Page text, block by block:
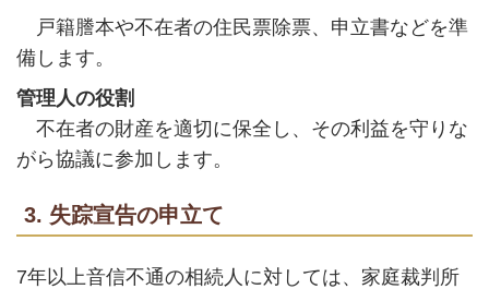
戸籍謄本や不在者の住民票除票、申立書などを準
備します。
管理人の役割
不在者の財産を適切に保全し、その利益を守りな
がら協議に参加します。
3. 失踪宣告の申立て
7年以上音信不通の相続人に対しては、家庭裁判所